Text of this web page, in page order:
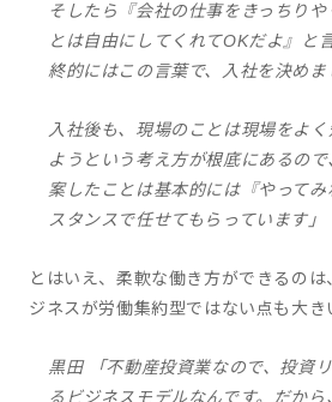
そしたら『会社の仕事をきっちり
とは自由にしてくれてOKだよ』と
終的にはこの言葉で、入社を決めま
入社後も、現場のことは現場をよ
ようという考え方が根底にあるの
案したことは基本的には『やって
スタンスで任せてもらっています」
とはいえ、柔軟な働き方ができるの
ジネスが労働集約型ではない点も大き
黒田 「不動産投資業なので、投資
るビジネスモデルなんです。だか